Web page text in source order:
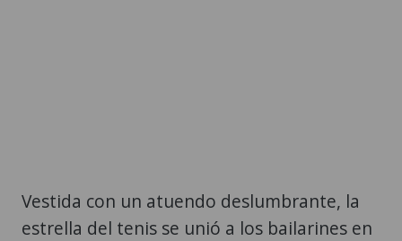
Vestida con un atuendo deslumbrante, la
estrella del tenis se unió a los bailarines en